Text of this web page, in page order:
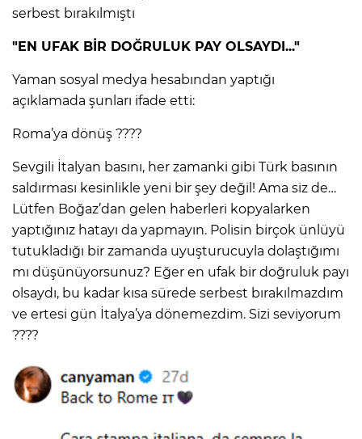
serbest bırakılmıştı
"EN UFAK BİR DOĞRULUK PAY OLSAYDI..."
Yaman sosyal medya hesabından yaptığı
açıklamada şunları ifade etti:
Roma’ya dönüş ????
Sevgili İtalyan basını, her zamanki gibi Türk basının
saldırması kesinlikle yeni bir şey değil! Ama siz de…
Lütfen Boğaz’dan gelen haberleri kopyalarken
yaptığınız hatayı da yapmayın. Polisin birçok ünlüyü
tutukladığı bir zamanda uyuşturucuyla dolaştığımı
mı düşünüyorsunuz? Eğer en ufak bir doğruluk payı
olsaydı, bu kadar kısa sürede serbest bırakılmazdım
ve ertesi gün İtalya’ya dönemezdim. Sizi seviyorum
????